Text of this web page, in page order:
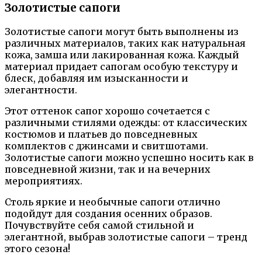
Золотистые сапоги
Золотистые сапоги могут быть выполнены из
различных материалов, таких как натуральная
кожа, замша или лакированная кожа. Каждый
материал придает сапогам особую текстуру и
блеск, добавляя им изысканности и
элегантности.
Этот оттенок сапог хорошо сочетается с
различными стилями одежды: от классических
костюмов и платьев до повседневных
комплектов с джинсами и свитшотами.
Золотистые сапоги можно успешно носить как в
повседневной жизни, так и на вечерних
мероприятиях.
Столь яркие и необычные сапоги отлично
подойдут для создания осенних образов.
Почувствуйте себя самой стильной и
элегантной, выбрав золотистые сапоги – тренд
этого сезона!